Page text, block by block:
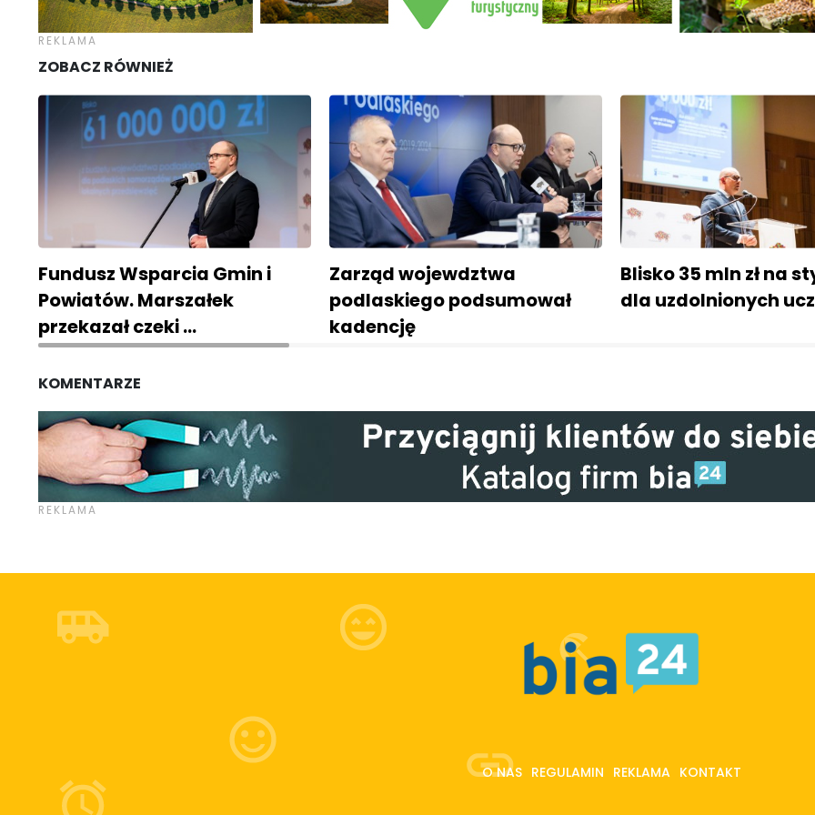
ZOBACZ RÓWNIEŻ
Fundusz Wsparcia Gmin i
Powiatów. Marszałek
przekazał czeki …
Zarząd wojewdztwa
podlaskiego podsumował
kadencję
Blisko 35 mln zł na
dla uzdolnionych
KOMENTARZE
O NAS REGULAMIN REKLAMA KONTAKT